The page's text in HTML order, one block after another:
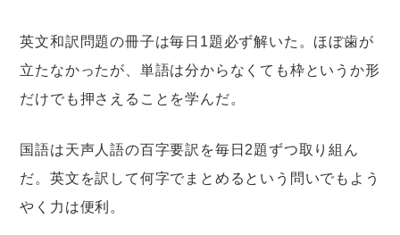
英文和訳問題の冊子は毎日1題必ず解いた。ほぼ歯が
立たなかったが、単語は分からなくても枠というか形
だけでも押さえることを学んだ。
国語は天声人語の百字要訳を毎日2題ずつ取り組ん
だ。英文を訳して何字でまとめるという問いでもよう
やく力は便利。